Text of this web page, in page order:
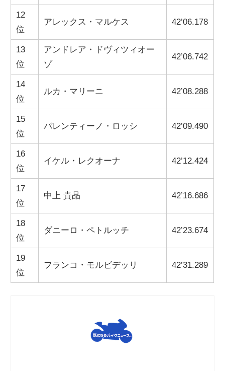
12
位
アレックス・マルケス 42’06.178
13
位
アンドレア・ドヴィツィオー
ゾ
42’06.742
14
位
ルカ・マリーニ 42’08.288
15
位
バレンティーノ・ロッシ 42’09.490
16
位
イケル・レクオーナ 42’12.424
17
位
中上 貴晶 42’16.686
18
位
ダニーロ・ペトルッチ 42’23.674
19
位
フランコ・モルビデッリ 42’31.289